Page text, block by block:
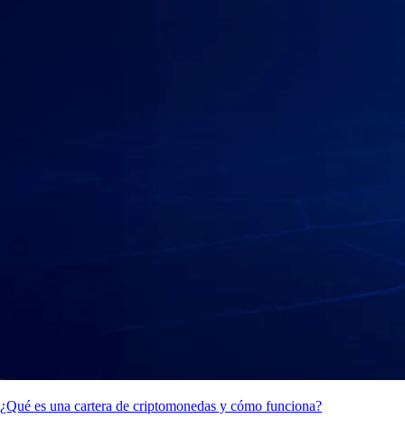
¿Qué es una cartera de criptomonedas y cómo funciona?